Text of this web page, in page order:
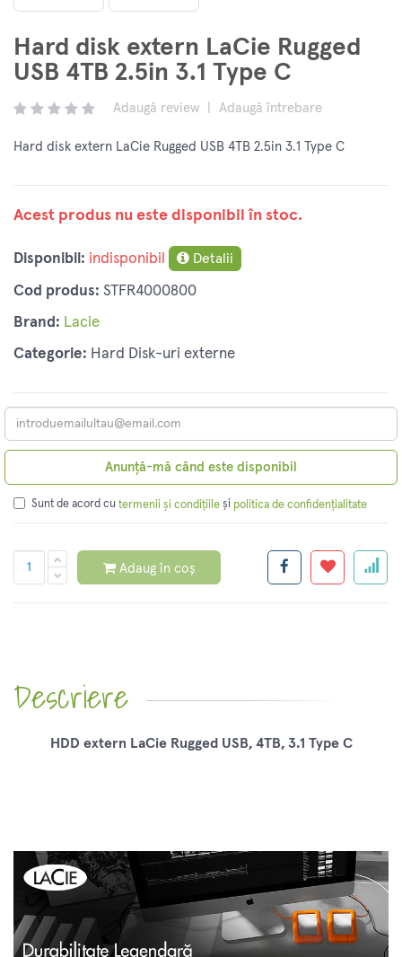
Hard disk extern LaCie Rugged
USB 4TB 2.5in 3.1 Type C
Adaugă review Adaugă întrebare
Hard disk extern LaCie Rugged USB 4TB 2.5in 3.1 Type C
Acest produs nu este disponibil în stoc.
Disponibil: indisponibil Detalii
Cod produs: STFR4000800
Brand: Lacie
Categorie: Hard Disk-uri externe
Anunță-mă când este disponibil
Sunt de acord cu termenii și condițiile și politica de confidențialitate
Adaug în coș
Descriere
HDD extern LaCie Rugged USB, 4TB, 3.1 Type C